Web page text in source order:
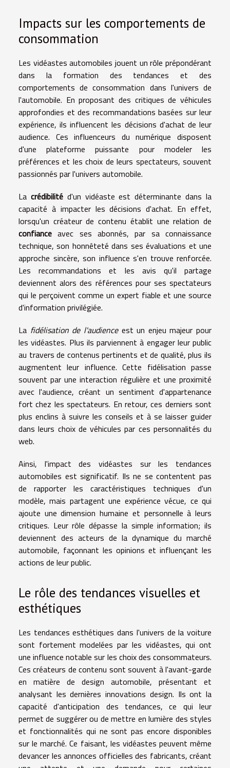
Impacts sur les comportements de
consommation
Les vidéastes automobiles jouent un rôle prépondérant
dans la formation des tendances et des
comportements de consommation dans l'univers de
l'automobile. En proposant des critiques de véhicules
approfondies et des recommandations basées sur leur
expérience, ils influencent les décisions d'achat de leur
audience. Ces influenceurs du numérique disposent
d'une plateforme puissante pour modeler les
préférences et les choix de leurs spectateurs, souvent
passionnés par l'univers automobile.
La crédibilitéd'un vidéaste est déterminante dans la
capacité à impacter les décisions d'achat. En effet,
lorsqu'un créateur de contenu établit une relation de
confiance avec ses abonnés, par sa connaissance
technique, son honnêteté dans ses évaluations et une
approche sincère, son influence s'en trouve renforcée.
Les recommandations et les avis qu'il partage
deviennent alors des références pour ses spectateurs
qui le perçoivent comme un expert fiable et une source
d'information privilégiée.
La fidélisation de l'audienceest un enjeu majeur pour
les vidéastes. Plus ils parviennent à engager leur public
au travers de contenus pertinents et de qualité, plus ils
augmentent leur influence. Cette fidélisation passe
souvent par une interaction régulière et une proximité
avec l'audience, créant un sentiment d'appartenance
fort chez les spectateurs. En retour, ces derniers sont
plus enclins à suivre les conseils et à se laisser guider
dans leurs choix de véhicules par ces personnalités du
web.
Ainsi, l'impact des vidéastes sur les tendances
automobiles est significatif. Ils ne se contentent pas
de rapporter les caractéristiques techniques d'un
modèle, mais partagent une expérience vécue, ce qui
ajoute une dimension humaine et personnelle à leurs
critiques. Leur rôle dépasse la simple information; ils
deviennent des acteurs de la dynamique du marché
automobile, façonnant les opinions et influençant les
actions de leur public.
Le rôle des tendances visuelles et
esthétiques
Les tendances esthétiques dans l'univers de la voiture
sont fortement modelées par les vidéastes, qui ont
une influence notable sur les choix des consommateurs.
Ces créateurs de contenu sont souvent à l'avant-garde
en matière de design automobile, présentant et
analysant les dernières innovations design. Ils ont la
capacité d'anticipation des tendances, ce qui leur
permet de suggérer ou de mettre en lumière des styles
et fonctionnalités qui ne sont pas encore disponibles
sur le marché. Ce faisant, les vidéastes peuvent même
devancer les annonces officielles des fabricants, créant